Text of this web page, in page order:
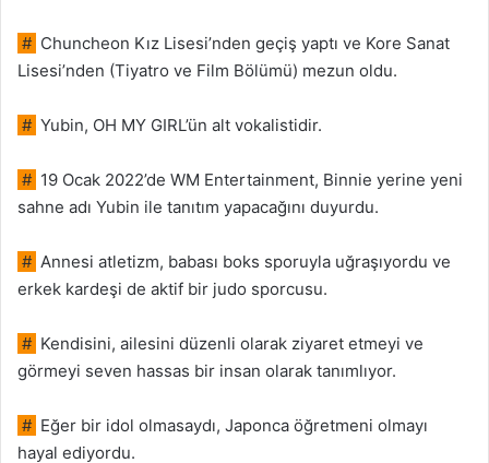
# Chuncheon Kız Lisesi’nden geçiş yaptı ve Kore Sanat
Lisesi’nden (Tiyatro ve Film Bölümü) mezun oldu.
# Yubin, OH MY GIRL’ün alt vokalistidir.
# 19 Ocak 2022’de WM Entertainment, Binnie yerine yeni
sahne adı Yubin ile tanıtım yapacağını duyurdu.
# Annesi atletizm, babası boks sporuyla uğraşıyordu ve
erkek kardeşi de aktif bir judo sporcusu.
# Kendisini, ailesini düzenli olarak ziyaret etmeyi ve
görmeyi seven hassas bir insan olarak tanımlıyor.
# Eğer bir idol olmasaydı, Japonca öğretmeni olmayı
hayal ediyordu.